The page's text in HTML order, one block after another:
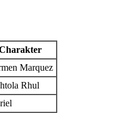
Marquez
Rhul